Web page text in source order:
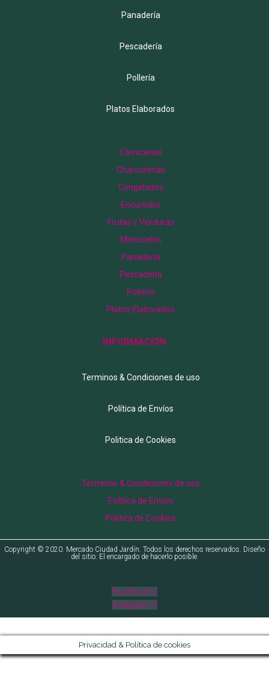
Panadería
Pescadería
Pollería
Platos Elaborados
Carnicerías
Charcuterías
Congelados
Encurtidos
Frutas y Verduras
Menuceles
Panadería
Pescadería
Pollería
Platos Elaborados
INFORMACIÓN
Terminos & Condiciones de uso
Política de Envíos
Politica de Cookies
Terminos & Condiciones de uso
Política de Envíos
Politica de Cookies
Copyright © 2020. Mercado Ciudad Jardín. Todos los derechos reservados. Diseño
del sitio: El encargado de hacerlo posible.
Facebook
Instagram
Privacidad & Política de cookies